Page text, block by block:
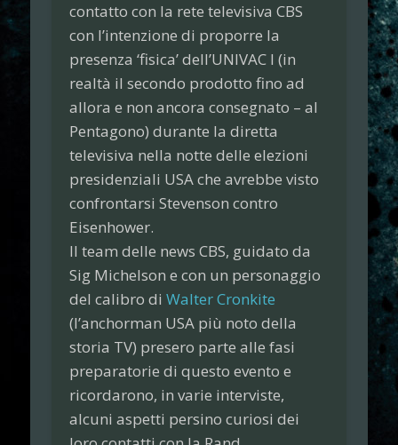
contatto con la rete televisiva CBS
con l’intenzione di proporre la
presenza ‘fisica’ dell’UNIVAC I (in
realtà il secondo prodotto fino ad
allora e non ancora consegnato – al
Pentagono) durante la diretta
televisiva nella notte delle elezioni
presidenziali USA che avrebbe visto
confrontarsi Stevenson contro
Eisenhower.
Il team delle news CBS, guidato da
Sig Michelson e con un personaggio
del calibro diWalter Cronkite
(l’anchorman USA più noto della
storia TV) presero parte alle fasi
preparatorie di questo evento e
ricordarono, in varie interviste,
alcuni aspetti persino curiosi dei